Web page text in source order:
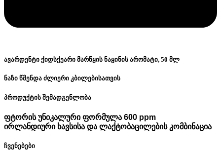
ავარდენტი ქიდსქეარი მარწყის ნაყინის არომატი, 50 მლ
ნაზი წმენდა ძლიერი კბილებისათვის
პროდუქტის შემადგენლობა
ფტორის უნიკალური ფორმულა 600 ppm
ირლანდიური ხავსისა და ლაქტობაცილების კომბინაცია
ჩვენებები